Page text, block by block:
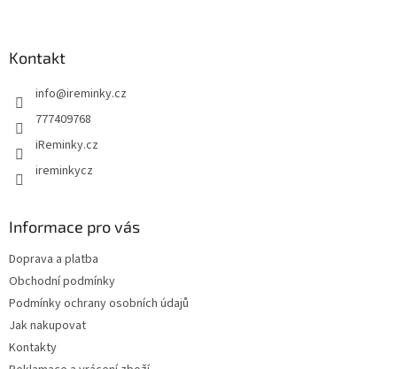
Kontakt
info@ireminky.cz
777409768
iReminky.cz
ireminkycz
Informace pro vás
Doprava a platba
Obchodní podmínky
Podmínky ochrany osobních údajů
Jak nakupovat
Kontakty